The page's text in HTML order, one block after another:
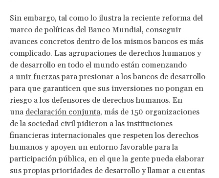
Sin embargo, tal como lo ilustra la reciente reforma del
marco de políticas del Banco Mundial, conseguir
avances concretos dentro de los mismos bancos es más
complicado. Las agrupaciones de derechos humanos y
de desarrollo en todo el mundo están comenzando
a unir fuerzaspara presionar a los bancos de desarrollo
para que garanticen que sus inversiones no pongan en
riesgo a los defensores de derechos humanos. En
una declaración conjunta, más de 150 organizaciones
de la sociedad civil pidieron a las instituciones
financieras internacionales que respeten los derechos
humanos y apoyen un entorno favorable para la
participación pública, en el que la gente pueda elaborar
sus propias prioridades de desarrollo y llamar a cuentas